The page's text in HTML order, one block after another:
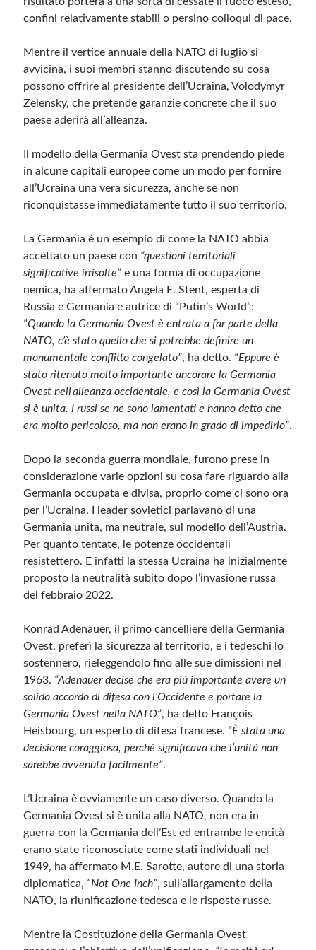
confini relativamente stabili o persino colloqui di pace.
Mentre il vertice annuale della NATO di luglio si
avvicina, i suoi membri stanno discutendo su cosa
possono offrire al presidente dell’Ucraina, Volodymyr
Zelensky, che pretende garanzie concrete che il suo
paese aderirà all’alleanza.
Il modello della Germania Ovest sta prendendo piede
in alcune capitali europee come un modo per fornire
all’Ucraina una vera sicurezza, anche se non
riconquistasse immediatamente tutto il suo territorio.
La Germania è un esempio di come la NATO abbia
accettato un paese con “questioni territoriali
significative irrisolte” e una forma di occupazione
nemica, ha affermato Angela E. Stent, esperta di
Russia e Germania e autrice di “Putin’s World”:
“Quando la Germania Ovest è entrata a far parte della
NATO, c’è stato quello che si potrebbe definire un
monumentale conflitto congelato”, ha detto. “Eppure è
stato ritenuto molto importante ancorare la Germania
Ovest nell’alleanza occidentale, e così la Germania Ovest
si è unita. I russi se ne sono lamentati e hanno detto che
era molto pericoloso, ma non erano in grado di impedirlo”.
Dopo la seconda guerra mondiale, furono prese in
considerazione varie opzioni su cosa fare riguardo alla
Germania occupata e divisa, proprio come ci sono ora
per l’Ucraina. I leader sovietici parlavano di una
Germania unita, ma neutrale, sul modello dell’Austria.
Per quanto tentate, le potenze occidentali
resistettero. E infatti la stessa Ucraina ha inizialmente
proposto la neutralità subito dopo l’invasione russa
del febbraio 2022.
Konrad Adenauer, il primo cancelliere della Germania
Ovest, preferì la sicurezza al territorio, e i tedeschi lo
sostennero, rieleggendolo fino alle sue dimissioni nel
1963. “Adenauer decise che era più importante avere un
solido accordo di difesa con l’Occidente e portare la
Germania Ovest nella NATO”, ha detto François
Heisbourg, un esperto di difesa francese. “È stata una
decisione coraggiosa, perché significava che l’unità non
sarebbe avvenuta facilmente”.
L’Ucraina è ovviamente un caso diverso. Quando la
Germania Ovest si è unita alla NATO, non era in
guerra con la Germania dell’Est ed entrambe le entità
erano state riconosciute come stati individuali nel
1949, ha affermato M.E. Sarotte, autore di una storia
diplomatica, “Not One Inch”, sull’allargamento della
NATO, la riunificazione tedesca e le risposte russe.
Mentre la Costituzione della Germania Ovest